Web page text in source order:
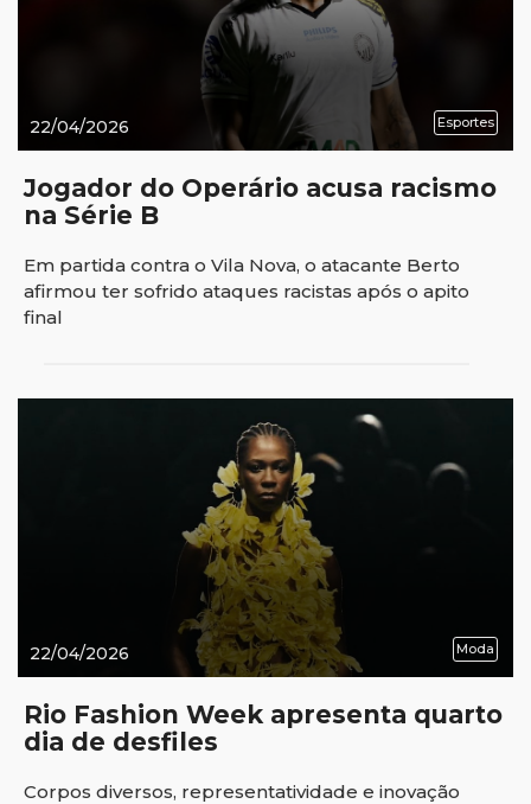
22/04/2026 Esportes
Jogador do Operário acusa racismo
na Série B
Em partida contra o Vila Nova, o atacante Berto
afirmou ter sofrido ataques racistas após o apito
final
22/04/2026 Moda
Rio Fashion Week apresenta quarto
dia de desfiles
Corpos diversos, representatividade e inovação